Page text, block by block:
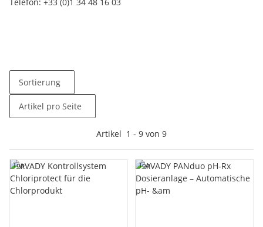
Sortierung
Artikel pro Seite
Artikel 1 - 9 von 9
Top Top